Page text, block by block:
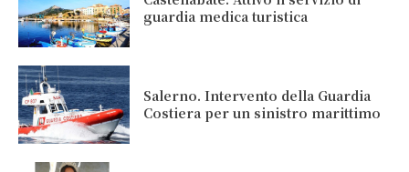
guardia medica turistica
Salerno. Intervento della Guardia
Costiera per un sinistro marittimo